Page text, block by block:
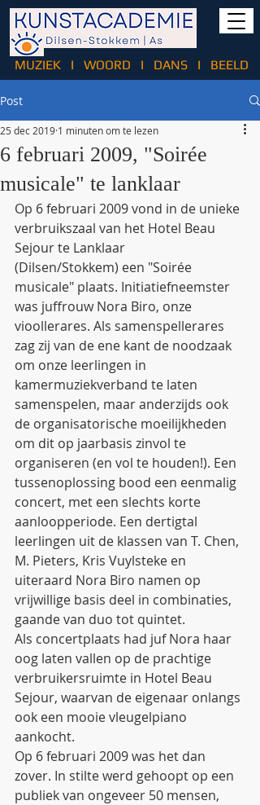
MUZIEK I WOORD I DANS I BEELD
Post
6 februari 2009, "Soirée
musicale" te lanklaar
25 dec 2019 1 minuten om te lezen
Op 6 februari 2009 vond in de unieke
verbruikszaal van het Hotel Beau
Sejour te Lanklaar
(Dilsen/Stokkem) een "Soirée
musicale" plaats. Initiatiefneemster
was juffrouw Nora Biro, onze
vioollerares. Als samenspellerares
zag zij van de ene kant de noodzaak
om onze leerlingen in
kamermuziekverband te laten
samenspelen, maar anderzijds ook
de organisatorische moeilijkheden
om dit op jaarbasis zinvol te
organiseren (en vol te houden!). Een
tussenoplossing bood een eenmalig
concert, met een slechts korte
aanloopperiode. Een dertigtal
leerlingen uit de klassen van T. Chen,
M. Pieters, Kris Vuylsteke en
uiteraard Nora Biro namen op
vrijwillige basis deel in combinaties,
gaande van duo tot quintet.
Als concertplaats had juf Nora haar
oog laten vallen op de prachtige
verbruikersruimte in Hotel Beau
Sejour, waarvan de eigenaar onlangs
ook een mooie vleugelpiano
aankocht.
Op 6 februari 2009 was het dan
zover. In stilte werd gehoopt op een
publiek van ongeveer 50 mensen,